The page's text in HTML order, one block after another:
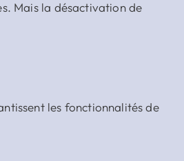
Mais la désactivation de
les fonctionnalités de